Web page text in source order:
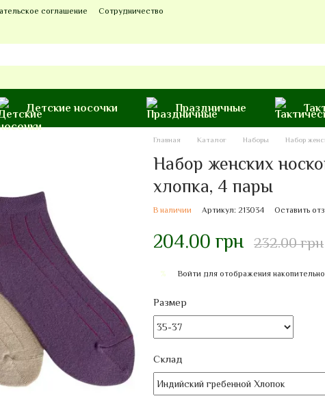
соглашение Сотрудничество
Детские носочки Праздничные
Главная Каталог Наборы Набор
Набор женских
хлопка, 4 пары
В наличии Артикул: 213034 Оставить
204.00 грн 232.00 грн
% Войти для отображения
Размер
Склад